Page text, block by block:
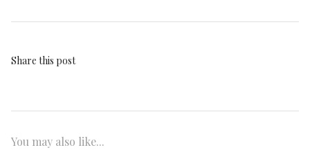
Share this post
You may also like...